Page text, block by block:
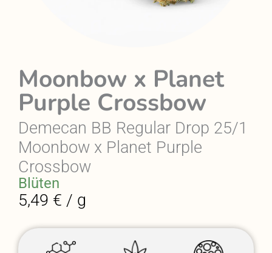
Moonbow x Planet
Purple Crossbow
Demecan BB Regular Drop 25/1
Moonbow x Planet Purple
Crossbow
Blüten
5,49 € / g